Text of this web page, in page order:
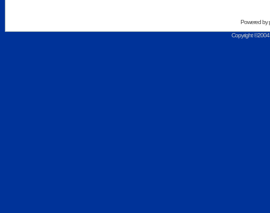
Powered by
Copyright ©2004